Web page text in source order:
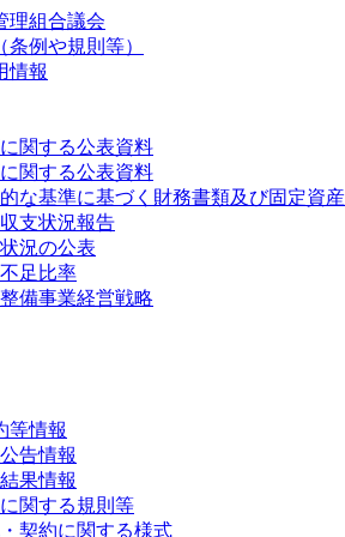
理組合議会
条例や規則等）
情報
関する公表資料
関する公表資料
な基準に基づく財務書類及び固定資
支状況報告
況の公表
足比率
備事業経営戦略
等情報
告情報
果情報
関する規則等
契約に関する様式